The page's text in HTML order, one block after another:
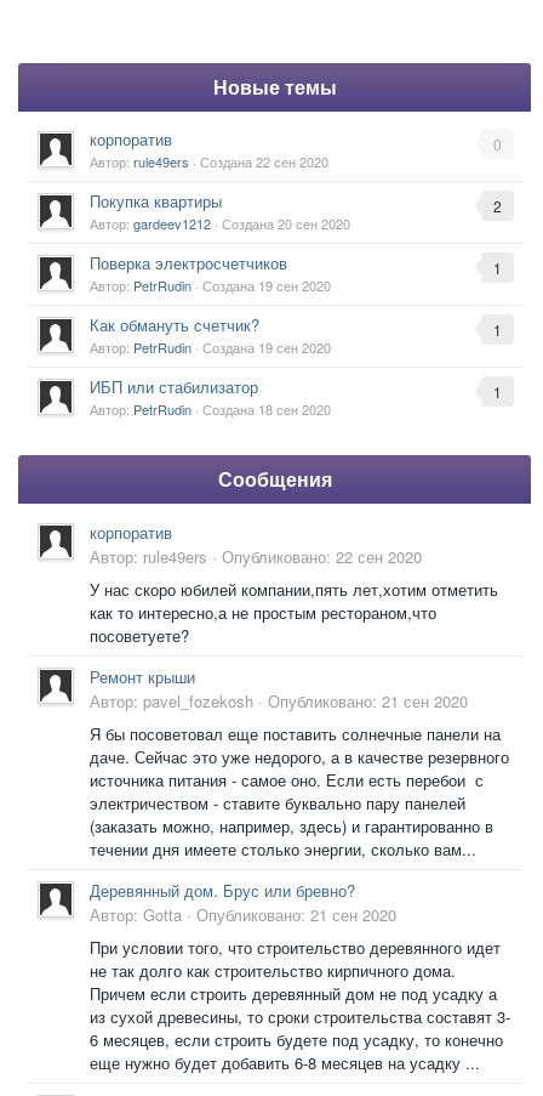
Новые темы
0
корпоратив
Автор: rule49ers · Создана22 сен 2020
2
Покупка квартиры
Автор: gardeev1212 · Создана20 сен 2020
1
Поверка электросчетчиков
Автор: PetrRudin · Создана 19 сен 2020
1
Как обмануть счетчик?
Автор: PetrRudin · Создана 19 сен 2020
1
ИБП или стабилизатор
Автор: PetrRudin · Создана 18 сен 2020
Сообщения
корпоратив
Автор: rule49ers · Опубликовано: 22 сен 2020
У нас скоро юбилей компании,пять лет,хотим отметить
как то интересно,а не простым рестораном,что
посоветуете?
Ремонт крыши
Автор: pavel_fozekosh · Опубликовано: 21 сен 2020
Я бы посоветовал еще поставить солнечные панели на
даче. Сейчас это уже недорого, а в качестве резервного
источника питания - самое оно. Если есть перебои с
электричеством - ставите буквально пару панелей
(заказать можно, например, здесь) и гарантированно в
течении дня имеете столько энергии, сколько вам...
Деревянный дом. Брус или бревно?
Автор: Gotta · Опубликовано: 21 сен 2020
При условии того, что строительство деревянного идет
не так долго как строительство кирпичного дома.
Причем если строить деревянный дом не под усадку а
из сухой древесины, то сроки строительства составят 3-
6 месяцев, если строить будете под усадку, то конечно
еще нужно будет добавить 6-8 месяцев на усадку ...